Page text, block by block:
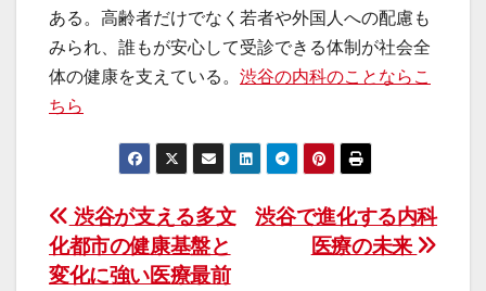
ある。高齢者だけでなく若者や外国人への配慮も
みられ、誰もが安心して受診できる体制が社会全
体の健康を支えている。 渋谷の内科のことならこ
ちら
投
稿
渋谷で進化する内科
医療の未来
渋谷が支える多文
化都市の健康基盤と
変化に強い医療最前